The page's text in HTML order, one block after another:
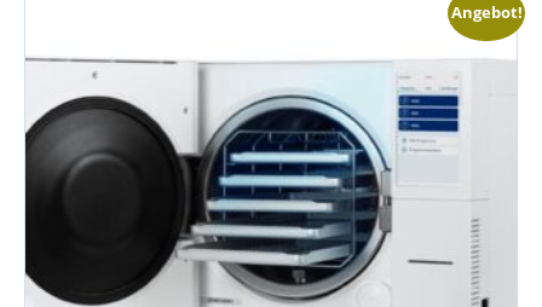
Angebot!